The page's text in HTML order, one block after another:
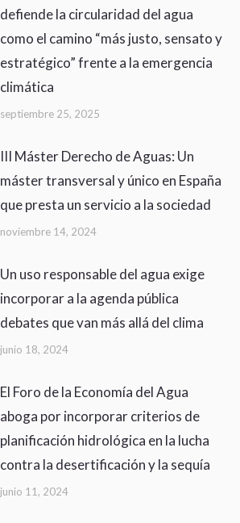
defiende la circularidad del agua
como el camino “más justo, sensato y
estratégico” frente a la emergencia
climática
septiembre 25, 2025
III Máster Derecho de Aguas: Un
máster transversal y único en España
que presta un servicio a la sociedad
noviembre 14, 2024
Un uso responsable del agua exige
incorporar a la agenda pública
debates que van más allá del clima
junio 18, 2024
El Foro de la Economía del Agua
aboga por incorporar criterios de
planificación hidrológica en la lucha
contra la desertificación y la sequía
junio 11, 2024